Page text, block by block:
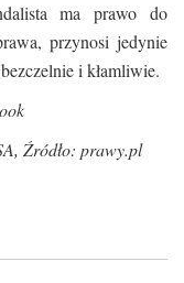
ma prawo do
przynosi jedynie
i kłamliwie.
Źródło: prawy.pl